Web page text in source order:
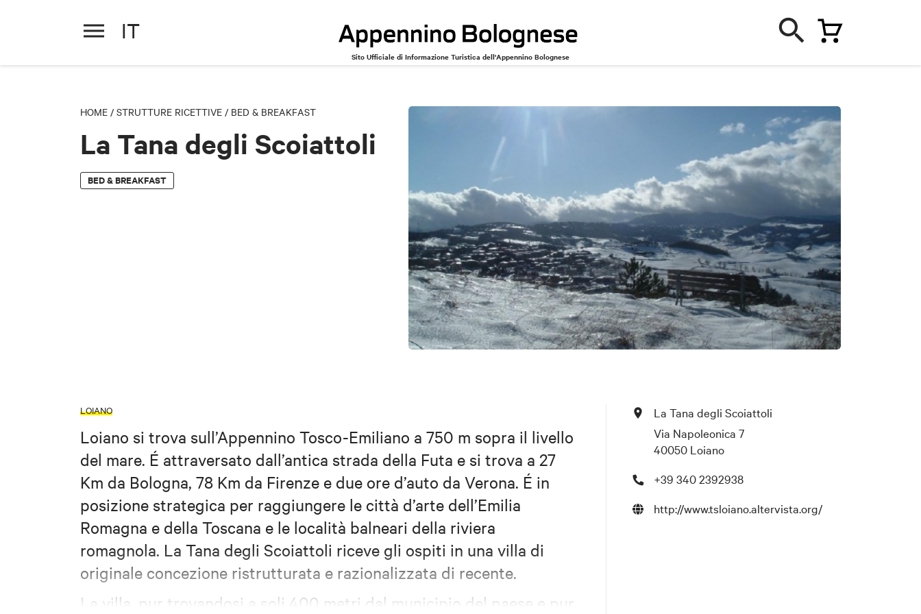
IT
Sito Ufficiale di Informazione Turistica dell'Appennino Bolognese
HOME / STRUTTURE RICETTIVE / BED & BREAKFAST
La Tana degli Scoiattoli
BED & BREAKFAST
LOIANO
Loiano si trova sull’Appennino Tosco-Emiliano a 750 m sopra il livello
del mare. É attraversato dall’antica strada della Futa e si trova a 27
Km da Bologna, 78 Km da Firenze e due ore d’auto da Verona. É in
posizione strategica per raggiungere le città d’arte dell’Emilia
Romagna e della Toscana e le località balneari della riviera
romagnola. La Tana degli Scoiattoli riceve gli ospiti in una villa di
originale concezione ristrutturata e razionalizzata di recente.
La villa, pur trovandosi a soli 400 metri dal municipio del paese e pur
La Tana degli Scoiattoli
Via Napoleonica 7
40050 Loiano
+39 340 2392938
http://www.tsloiano.altervista.org/